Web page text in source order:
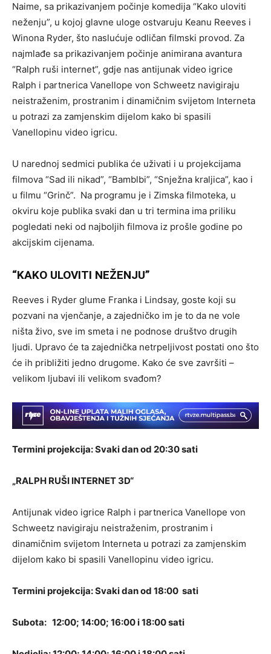
Naime, sa prikazivanjem počinje komedija “Kako uloviti
neženju”, u kojoj glavne uloge ostvaruju Keanu Reeves i
Winona Ryder, što naslućuje odličan filmski provod. Za
najmlađe sa prikazivanjem počinje animirana avantura
“Ralph ruši internet”, gdje nas antijunak video igrice
Ralph i partnerica Vanellope von Schweetz navigiraju
neistraženim, prostranim i dinamičnim svijetom Interneta
u potrazi za zamjenskim dijelom kako bi spasili
Vanellopinu video igricu.
U narednoj sedmici publika će uživati i u projekcijama
filmova “Sad ili nikad”, “Bamblbi”, “Snježna kraljica”, kao i
u filmu “Grinč”. Na programu je i Zimska filmoteka, u
okviru koje publika svaki dan u tri termina ima priliku
pogledati neki od najboljih filmova iz prošle godine po
akcijskim cijenama.
“KAKO ULOVITI NEŽENJU”
Reeves i Ryder glume Franka i Lindsay, goste koji su
pozvani na vjenčanje, a zajedničko im je to da ne vole
ništa živo, sve im smeta i ne podnose društvo drugih
ljudi. Upravo će ta zajednička netrpeljivost postati ono što
će ih približiti jedno drugome. Kako će sve završiti –
velikom ljubavi ili velikom svađom?
Termini projekcija: Svaki dan od 20:30 sati
„RALPH RUŠI INTERNET 3D“
Antijunak video igrice Ralph i partnerica Vanellope von
Schweetz navigiraju neistraženim, prostranim i
dinamičnim svijetom Interneta u potrazi za zamjenskim
dijelom kako bi spasili Vanellopinu video igricu.
Termini projekcija: Svaki dan od 18:00 sati
Subota: 12:00; 14:00; 16:00 i 18:00 sati